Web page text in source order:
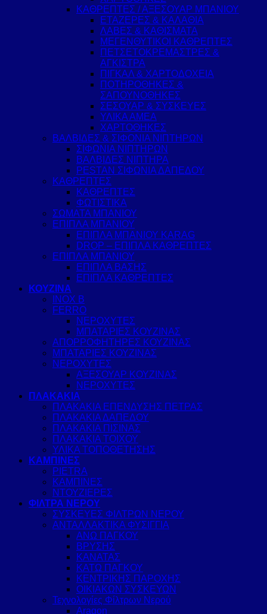
ΚΑΘΡΕΠΤΕΣ / ΑΞΕΣΟΥΑΡ ΜΠΑΝΙΟΥ
ΕΤΑΖΕΡΕΣ & ΚΑΛΑΘΙΑ
ΛΑΒΕΣ & ΚΑΘΙΣΜΑΤΑ
ΜΕΓΕΝΘΥΤΙΚΟΙ ΚΑΘΡΕΠΤΕΣ
ΠΕΤΣΕΤΟΚΡΕΜΑΣΤΡΕΣ &
ΑΓΚΙΣΤΡΑ
ΠΙΓΚΑΛ & ΧΑΡΤΟΔΟΧΕΙΑ
ΠΟΤΗΡΟΘΗΚΕΣ &
ΣΑΠΟΥΝΟΘΗΚΕΣ
ΣΕΣΟΥΑΡ & ΣΥΣΚΕΥΕΣ
ΥΛΙΚΑ ΑΜΕΑ
ΧΑΡΤΟΘΗΚΕΣ
ΒΑΛΒΙΔΕΣ & ΣΙΦΟΝΙΑ ΝΙΠΤΗΡΩΝ
ΣΙΦΩΝΙΑ ΝΙΠΤΗΡΩΝ
ΒΑΛΒΙΔΕΣ ΝΙΠΤΗΡΑ
PESTAN ΣΙΦΩΝΙΑ ΔΑΠΕΔΟΥ
ΚΑΘΡΕΠΤΕΣ
ΚΑΘΡΕΠΤΕΣ
ΦΩΤΙΣΤΙΚΑ
ΣΩΜΑΤΑ ΜΠΑΝΙΟΥ
ΕΠΙΠΛΑ ΜΠΑΝΙΟΥ
ΕΠΙΠΛΑ ΜΠΑΝΙΟΥ KARAG
DROP – ΕΠΙΠΛΑ ΚΑΘΡΕΠΤΕΣ
ΕΠΙΠΛΑ ΜΠΑΝΙΟΥ
ΕΠΙΠΛΑ ΒΑΣΗΣ
ΕΠΙΠΛΑ ΚΑΘΡΕΠΤΕΣ
ΚΟΥΖΙΝΑ
INOX B
FERRO
ΝΕΡΟΧΥΤΕΣ
ΜΠΑΤΑΡΙΕΣ ΚΟΥΖΙΝΑΣ
ΑΠΟΡΡΟΦΗΤΗΡΕΣ ΚΟΥΖΙΝΑΣ
ΜΠΑΤΑΡΙΕΣ ΚΟΥΖΙΝΑΣ
ΝΕΡΟΧΥΤΕΣ
ΑΞΕΣΟΥΑΡ ΚΟΥΖΙΝΑΣ
ΝΕΡΟΧΥΤΕΣ
ΠΛΑΚΑΚΙΑ
ΠΛΑΚΑΚΙΑ ΕΠΕΝΔΥΣΗΣ ΠΕΤΡΑΣ
ΠΛΑΚΑΚΙΑ ΔΑΠΕΔΟΥ
ΠΛΑΚΑΚΙΑ ΠΙΣΙΝΑΣ
ΠΛΑΚΑΚΙΑ ΤΟΙΧΟΥ
ΥΛΙΚΑ ΤΟΠΟΘΕΤΗΣΗΣ
ΚΑΜΠΙΝΕΣ
PIETRA
ΚΑΜΠΙΝΕΣ
ΝΤΟΥΖΙΕΡΕΣ
ΦΙΛΤΡΑ ΝΕΡΟΥ
ΣΥΣΚΕΥΕΣ ΦΙΛΤΡΩΝ ΝΕΡΟΥ
ΑΝΤΑΛΛΑΚΤΙΚΑ ΦΥΣΙΓΓΙΑ
ΑΝΩ ΠΑΓΚΟΥ
ΒΡΥΣΗΣ
ΚΑΝΑΤΑΣ
ΚΑΤΩ ΠΑΓΚΟΥ
ΚΕΝΤΡΙΚΗΣ ΠΑΡΟΧΗΣ
ΟΙΚΙΑΚΩΝ ΣΥΣΚΕΥΩΝ
Τεχνολογίες Φίλτρων Νερού
Aragon